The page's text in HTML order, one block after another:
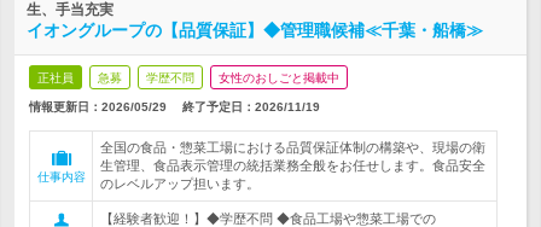
生、手当充実
イオングループの【品質保証】◆管理職候補≪千葉・船橋≫
正社員 急募 学歴不問 女性のおしごと掲載中
情報更新日：2026/05/29 終了予定日： 2026/11/19
仕事内容
全国の食品・惣菜工場における品質保証体制の構築や、現場の衛
生管理、食品表示管理の統括業務全般をお任せします。食品安全
のレベルアップ担います。
【経験者歓迎！】◆学歴不問 ◆食品工場や惣菜工場での